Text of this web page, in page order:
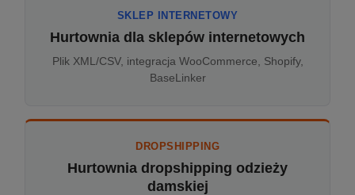
SKLEP INTERNETOWY
Hurtownia dla sklepów internetowych
Plik XML/CSV, integracja WooCommerce, Shopify,
BaseLinker
DROPSHIPPING
Hurtownia dropshipping odzieży
damskiej